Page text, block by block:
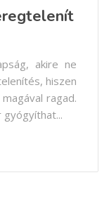
akire ne
hiszen
ragad.